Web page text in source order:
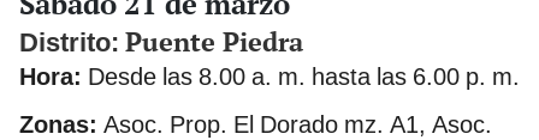
Distrito: Puente Piedra
Hora: Desde las 8.00 a. m. hasta las 6.00 p. m.
Zonas: Asoc. Prop. El Dorado mz. A1, Asoc.